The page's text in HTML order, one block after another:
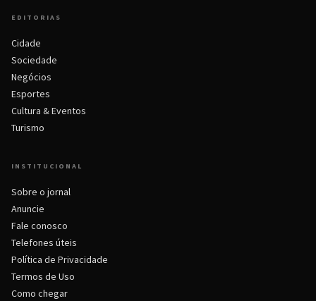
EDITORIAS
Cidade
Sociedade
Negócios
Esportes
Cultura & Eventos
Turismo
INSTITUCIONAL
Sobre o jornal
Anuncie
Fale conosco
Telefones úteis
Política de Privacidade
Termos de Uso
Como chegar